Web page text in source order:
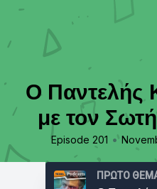
Ο Παντελής
με τον
Episode 201 •
ΠΡΩΤΟ